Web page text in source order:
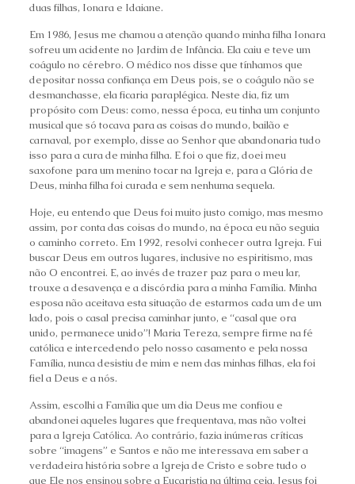
duas filhas, Ionara e Idaiane.
Em 1986, Jesus me chamou a atenção quando minha filha Ionara
sofreu um acidente no Jardim de Infância. Ela caiu e teve um
coágulo no cérebro. O médico nos disse que tínhamos que
depositar nossa confiança em Deus pois, se o coágulo não se
desmanchasse, ela ficaria paraplégica. Neste dia, fiz um
propósito com Deus: como, nessa época, eu tinha um conjunto
musical que só tocava para as coisas do mundo, bailão e
carnaval, por exemplo, disse ao Senhor que abandonaria tudo
isso para a cura de minha filha. E foi o que fiz, doei meu
saxofone para um menino tocar na Igreja e, para a Glória de
Deus, minha filha foi curada e sem nenhuma sequela.
Hoje, eu entendo que Deus foi muito justo comigo, mas mesmo
assim, por conta das coisas do mundo, na época eu não seguia
o caminho correto. Em 1992, resolvi conhecer outra Igreja. Fui
buscar Deus em outros lugares, inclusive no espiritismo, mas
não O encontrei. E, ao invés de trazer paz para o meu lar,
trouxe a desavença e a discórdia para a minha Família. Minha
esposa não aceitava esta situação de estarmos cada um de um
lado, pois o casal precisa caminhar junto, e “casal que ora
unido, permanece unido”! Maria Tereza, sempre firme na fé
católica e intercedendo pelo nosso casamento e pela nossa
Família, nunca desistiu de mim e nem das minhas filhas, ela foi
fiel a Deus e a nós.
Assim, escolhi a Família que um dia Deus me confiou e
abandonei aqueles lugares que frequentava, mas não voltei
para a Igreja Católica. Ao contrário, fazia inúmeras críticas
sobre “imagens” e Santos e não me interessava em saber a
verdadeira história sobre a Igreja de Cristo e sobre tudo o
que Ele nos ensinou sobre a Eucaristia na última ceia. Jesus foi